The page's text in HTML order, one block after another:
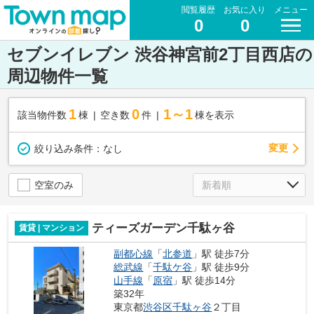
閲覧履歴
0
お気に入り
0
メニュー
セブンイレブン 渋谷神宮前2丁目西店の
周辺物件一覧
該当物件数 1棟 空き数 0 件 1～1 棟を表示
絞り込み条件： なし 変更
空室のみ
賃貸 | マンション ティーズガーデン千駄ヶ谷
副都心線 「北参道 」駅 徒歩7分
総武線 「千駄ケ谷 」駅 徒歩9分
山手線 「 原宿 」駅 徒歩14分
築32年
東京都渋谷区千駄ヶ谷２丁目